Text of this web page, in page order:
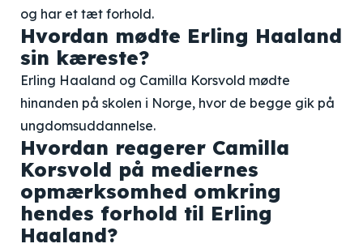
og har et tæt forhold.
Hvordan mødte Erling Haaland
sin kæreste?
Erling Haaland og Camilla Korsvold mødte
hinanden på skolen i Norge, hvor de begge gik på
ungdomsuddannelse.
Hvordan reagerer Camilla
Korsvold på mediernes
opmærksomhed omkring
hendes forhold til Erling
Haaland?